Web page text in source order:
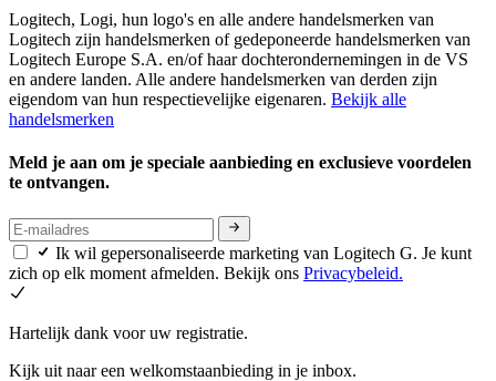
Logitech, Logi, hun logo's en alle andere handelsmerken van
Logitech zijn handelsmerken of gedeponeerde handelsmerken van
Logitech Europe S.A. en/of haar dochterondernemingen in de VS
en andere landen. Alle andere handelsmerken van derden zijn
eigendom van hun respectievelijke eigenaren. Bekijk alle
handelsmerken
Meld je aan om je speciale aanbieding en exclusieve voordelen
te ontvangen.
Ik wil gepersonaliseerde marketing van Logitech G. Je kunt
zich op elk moment afmelden. Bekijk ons Privacybeleid.
Hartelijk dank voor uw registratie.
Kijk uit naar een welkomstaanbieding in je inbox.